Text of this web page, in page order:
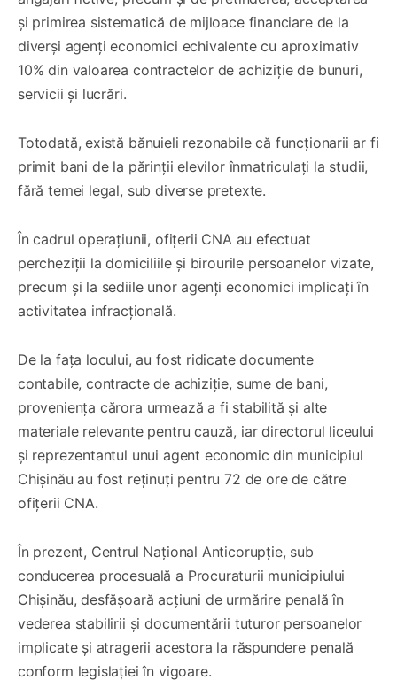
și primirea sistematică de mijloace financiare de la
diverși agenți economici echivalente cu aproximativ
10% din valoarea contractelor de achiziție de bunuri,
servicii și lucrări.
Totodată, există bănuieli rezonabile că funcționarii ar fi
primit bani de la părinții elevilor înmatriculați la studii,
fără temei legal, sub diverse pretexte.
În cadrul operațiunii, ofițerii CNA au efectuat
percheziții la domiciliile și birourile persoanelor vizate,
precum și la sediile unor agenți economici implicați în
activitatea infracțională.
De la fața locului, au fost ridicate documente
contabile, contracte de achiziție, sume de bani,
proveniența cărora urmează a fi stabilită și alte
materiale relevante pentru cauză, iar directorul liceului
și reprezentantul unui agent economic din municipiul
Chișinău au fost reținuți pentru 72 de ore de către
ofițerii CNA.
În prezent, Centrul Național Anticorupție, sub
conducerea procesuală a Procuraturii municipiului
Chișinău, desfășoară acțiuni de urmărire penală în
vederea stabilirii și documentării tuturor persoanelor
implicate și atragerii acestora la răspundere penală
conform legislației în vigoare.